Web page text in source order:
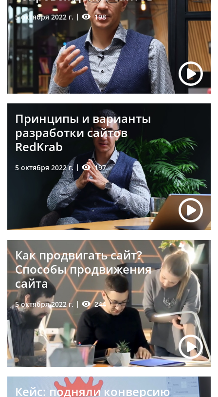
5 октября 2022 г. 198
Принципы и варианты
разработки сайтов
RedKrab
5 октября 2022 г. 197
Как продвигать сайт?
Способы продвижения
сайта
5 октября 2022 г. 244
Кейс: подняли конверсию